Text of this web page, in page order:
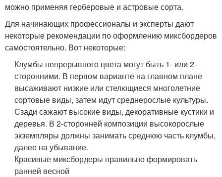
можно применяя герберовые и астровые сорта.
Для начинающих профессионалы и эксперты дают
некоторые рекомендации по оформлению миксбордеров
самостоятельно. Вот некоторые:
Клумбы непрерывного цвета могут быть 1- или 2-
сторонними. В первом варианте на главном плане
высаживают низкие или стелющиеся многолетние
сортовые виды, затем идут среднерослые культуры.
Сзади сажают высокие виды, декоративные кустики и
деревья. В 2-сторонней композиции высокорослые
экземпляры должны занимать среднюю часть клумбы,
далее на убывание.
Красивые миксбордеры правильно формировать
ранней весной